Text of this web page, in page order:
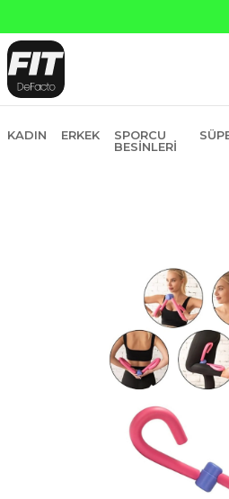
KADIN ERKEK
SPORCU
BESINLERI